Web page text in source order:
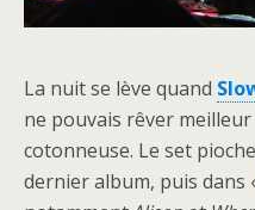
La nuit se lève quand
ne pouvais rêver
cotonneuse. Le set
dernier album, puis dans